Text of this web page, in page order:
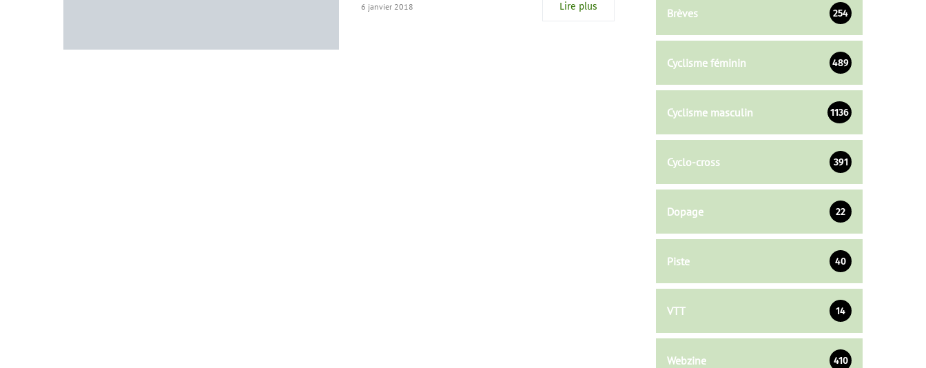
6 janvier 2018 Lire plus Brèves 254
Cyclisme féminin 489
Cyclisme masculin 1136
Cyclo-cross 391
Dopage 22
Piste 40
VTT 14
Webzine 410